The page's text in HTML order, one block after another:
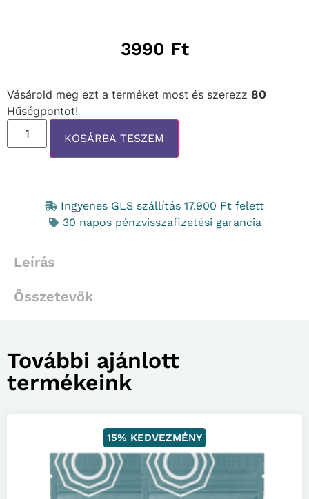
3990 Ft
Vásárold meg ezt a terméket most és szerezz 80
Hűségpontot!
KOSÁRBA TESZEM
Ingyenes GLS szállítás 17.900 Ft felett
30 napos pénzvisszafizetési garancia
Leírás
Összetevők
További ajánlott
termékeink
15% KEDVEZMÉNY